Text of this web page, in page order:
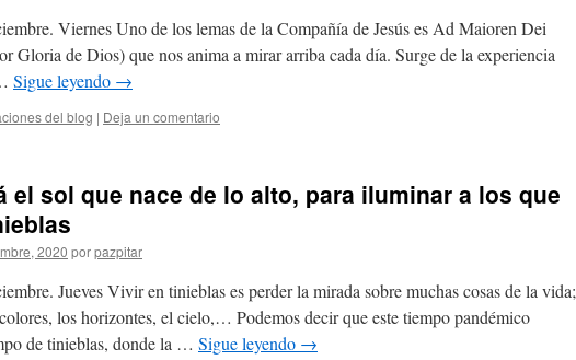
Viernes Uno de los lemas de la Compañía de Jesús es Ad Maioren Dei
Gloria de Dios) que nos anima a mirar arriba cada día. Surge de la experiencia
Sigue leyendo →
del blog | Deja un comentario
el sol que nace de lo alto, para iluminar a los que
2020 porpazpitar
Jueves Vivir en tinieblas es perder la mirada sobre muchas cosas de la vida;
los horizontes, el cielo,… Podemos decir que este tiempo pandémico
de tinieblas, donde la … Sigue leyendo →